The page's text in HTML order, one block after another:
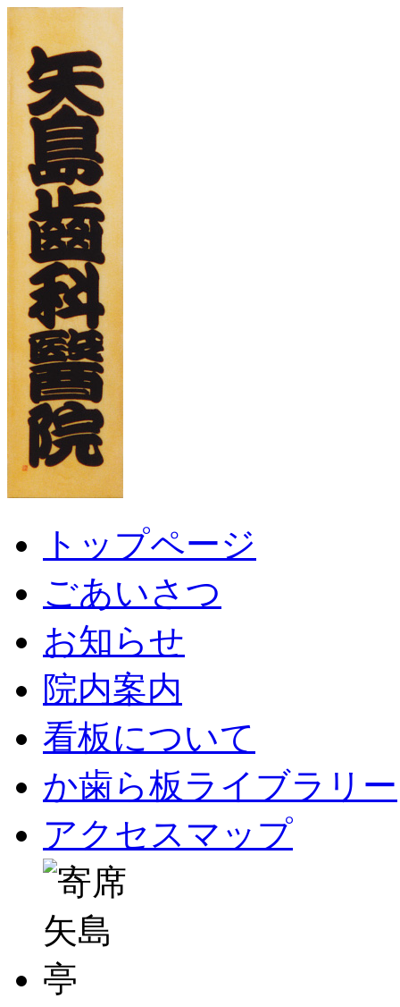
トップページ
ごあいさつ
お知らせ
院内案内
看板について
か歯ら板ライブラリー
アクセスマップ